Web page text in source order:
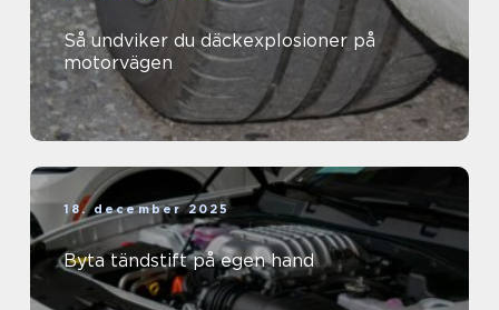
Så undviker du däckexplosioner på
motorvägen
18. december 2025
Byta tändstift på egen hand